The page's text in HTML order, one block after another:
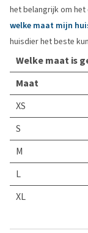
het belangrijk om
welke maat mijn
huisdier het beste
Welke maat is
Maat
XS
S
M
L
XL